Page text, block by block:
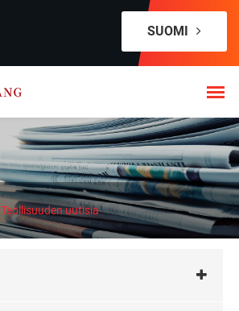
SUOMI
Teollisuuden uutisia